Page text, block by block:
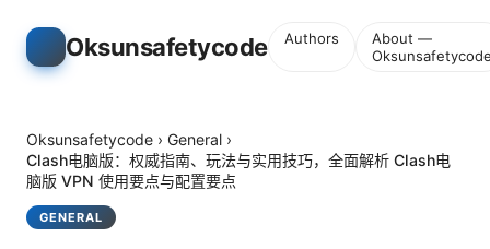
Oksunsafetycode Authors
About —
Oksunsafetycode › General ›
Clash电脑版：权威指南、玩法与实用技巧，全面解析 Clash电
脑版 VPN 使用要点与配置要点
GENERAL